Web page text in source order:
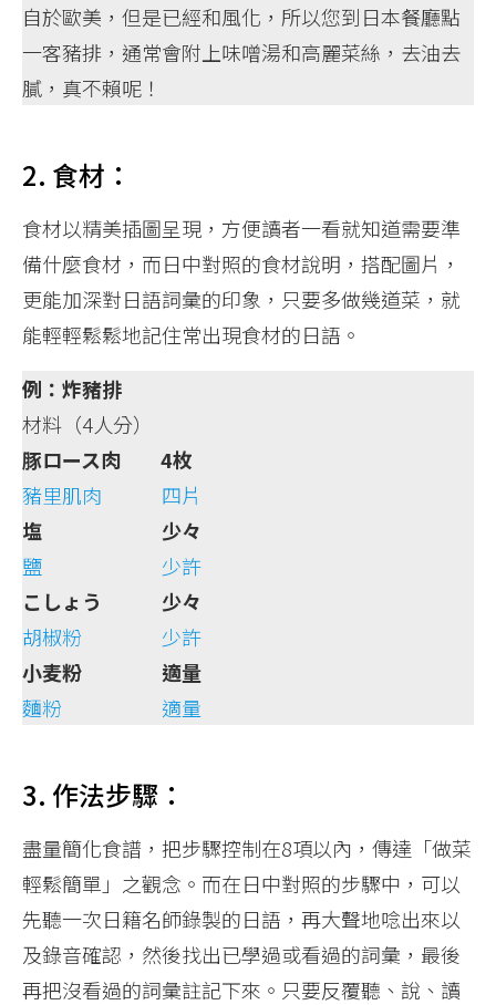
自於歐美，但是已經和風化，所以您到日本餐廳點
一客豬排，通常會附上味噌湯和高麗菜絲，去油去
膩，真不賴呢！
2. 食材：
食材以精美插圖呈現，方便讀者一看就知道需要準
備什麼食材，而日中對照的食材說明，搭配圖片，
更能加深對日語詞彙的印象，只要多做幾道菜，就
能輕輕鬆鬆地記住常出現食材的日語。
例：炸豬排
材料（4人分）
豚ロース肉 4枚
豬里肌肉 四片
塩 少々
鹽 少許
こしょう 少々
胡椒粉 少許
小麦粉 適量
麵粉 適量
3. 作法步驟：
盡量簡化食譜，把步驟控制在8項以內，傳達「做菜
輕鬆簡單」之觀念。而在日中對照的步驟中，可以
先聽一次日籍名師錄製的日語，再大聲地唸出來以
及錄音確認，然後找出已學過或看過的詞彙，最後
再把沒看過的詞彙註記下來。只要反覆聽、說、讀